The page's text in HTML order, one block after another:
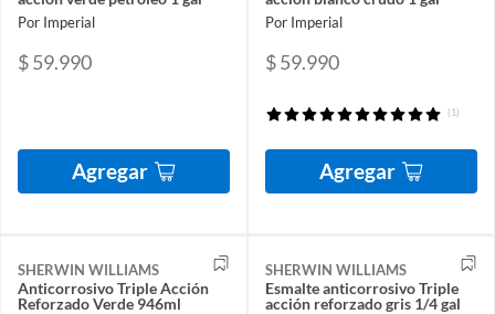
Por Imperial
$ 59.990
Agregar
Por Imperial
$ 59.990
(1)
Agregar
SHERWIN WILLIAMS
Anticorrosivo Triple Acción
Reforzado Verde 946ml
SHERWIN WILLIAMS
Esmalte anticorrosivo Triple
acción reforzado gris 1/4 gal